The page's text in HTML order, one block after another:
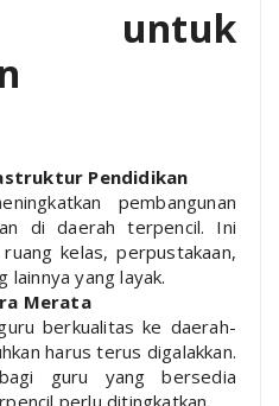
untuk
Pendidikan
pembangunan
di daerah terpencil. Ini
kelas, perpustakaan,
lainnya yang layak.
Merata
berkualitas ke daerah-
harus terus digalakkan.
guru yang bersedia
perlu ditingkatkan.